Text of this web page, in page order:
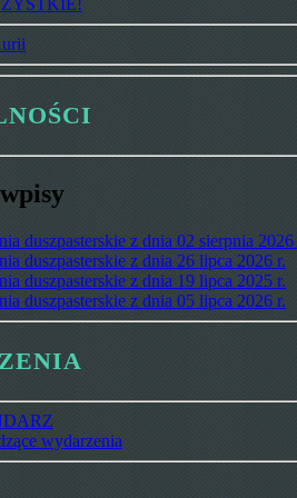
duszpasterskie z dnia 02 sierpnia 2026
duszpasterskie z dnia 26 lipca 2026 r.
duszpasterskie z dnia 19 lipca 2025 r.
duszpasterskie z dnia 05 lipca 2026 r.
wydarzenia